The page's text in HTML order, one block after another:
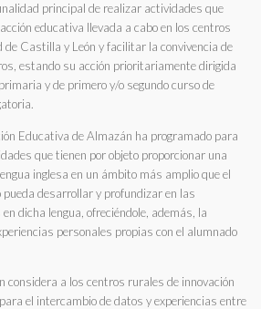
principal de realizar actividades que
educativa llevada a cabo en los centros
de Castilla y León y facilitar la convivencia de
estando su acción prioritariamente dirigida
y de primero y/o segundo curso de
Educativa de Almazán ha programado para
que tienen por objeto proporcionar una
inglesa en un ámbito más amplio que el
pueda desarrollar y profundizar en las
dicha lengua, ofreciéndole, además, la
personales propias con el alumnado
considera a los centros rurales de innovación
el intercambio de datos y experiencias entre